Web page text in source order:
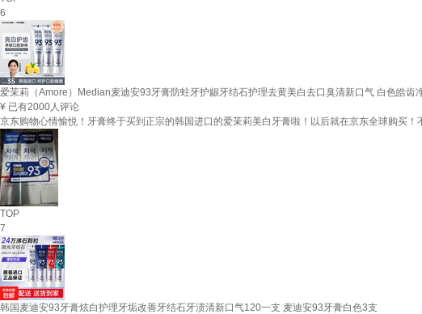
6
爱茉莉（Amore）Median麦迪安93牙膏防蛀牙护龈牙结石护理去黄美白去口臭清新口气 白色皓齿
¥ 已有2000人评论
京东购物心情愉悦！牙膏终于买到正宗的韩国进口的爱茉莉美白牙膏啦！以后就在京东全球购买！
TOP
7
韩国麦迪安93牙膏炫白护理牙垢改善牙结石牙渍清新口气120一支 麦迪安93牙膏白色3支